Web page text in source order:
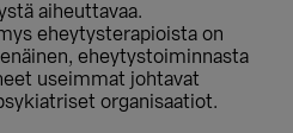
aiheuttavaa.
eheytysterapioista on
eheytystoiminnasta
useimmat johtavat
organisaatiot.